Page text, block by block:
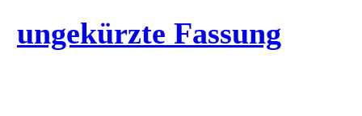
ungekürzte Fassung